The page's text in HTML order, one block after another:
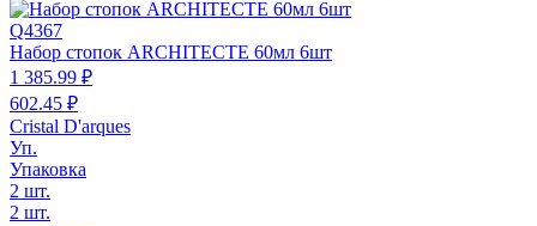
Q4367
Набор стопок ARCHITECTE 60мл 6шт
1 385.99 ₽
602.45 ₽
Cristal D'arques
Уп.
Упаковка
2 шт.
2 шт.